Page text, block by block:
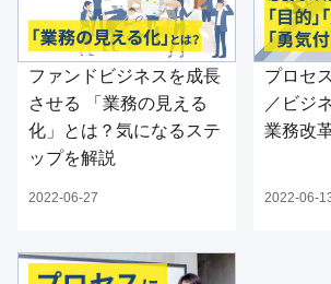
ファンドビジネスを成長
させる 「業務の見える
化」とは？気になるステ
ップを解説
2022-06-27
プロセ
／ビジ
業務改
2022-06-